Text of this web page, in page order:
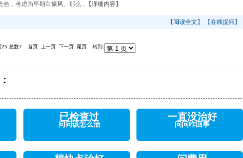
，考虑为早期白癜风。那么... 【详细内容】
【阅读全文】 【在线提问】
25 总数7 首页 上一页 下一页 尾页 转到:
已检查过
问问该怎么治
一直没治好
问问咋回事